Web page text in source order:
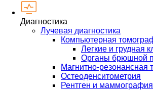
Диагностика
Лучевая диагностика
Компьютерная
Легкие и грудная
Органы брюшной
Магнитно-резонансная
Остеоденситометрия
Рентген и маммография